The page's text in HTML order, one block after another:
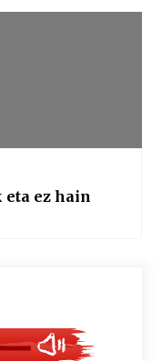
eta ez hain